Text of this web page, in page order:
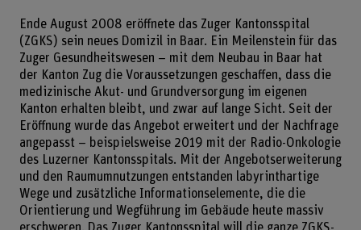
Ende August 2008 eröffnete das Zuger Kantonsspital
(ZGKS) sein neues Domizil in Baar. Ein Meilenstein für das
Zuger Gesundheitswesen – mit dem Neubau in Baar hat
der Kanton Zug die Voraussetzungen geschaffen, dass die
medizinische Akut- und Grundversorgung im eigenen
Kanton erhalten bleibt, und zwar auf lange Sicht. Seit der
Eröffnung wurde das Angebot erweitert und der Nachfrage
angepasst – beispielsweise 2019 mit der Radio-Onkologie
des Luzerner Kantonsspitals. Mit der Angebotserweiterung
und den Raumumnutzungen entstanden labyrinthartige
Wege und zusätzliche Informationselemente, die die
Orientierung und Wegführung im Gebäude heute massiv